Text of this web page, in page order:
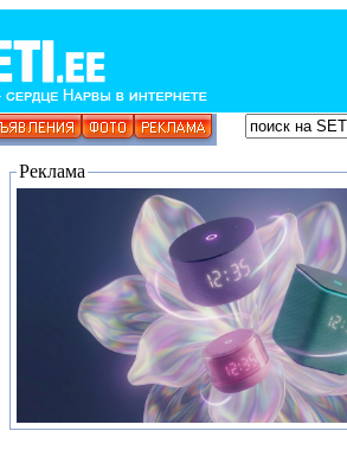
Реклама